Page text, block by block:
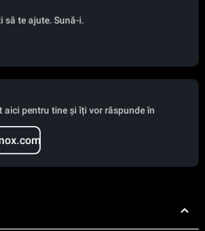
să te ajute. Sună-i.
pentru tine și îți vor răspunde în